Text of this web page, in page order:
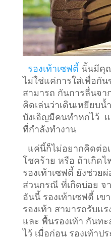
รองเท้าเซฟตี้ นั้นมีคุ
ไม่ใช่แค่การใส่เพื่อกั
สามารถ กันการลื่นจ
คิดเล่นว่าเดินเหยียบ
บังเอิญมีคนทำหกไว้ แ
ที่กำลังทำงาน
แค่นี้ก็ไม่อยากคิดต่อ
โชคร้าย หรือ ถ้าเกิดไ
รองเท้าเซฟตี้ ยังช่วย
ส่วนกรณี ที่เกิดบ่อย จ
อันนี้ รองเท้าเซฟตี้ เข
รองเท้า สามารถรับแ
และ พื้นรองเท้า กันท
ไว้ เมื่อก่อน รองเท้าป